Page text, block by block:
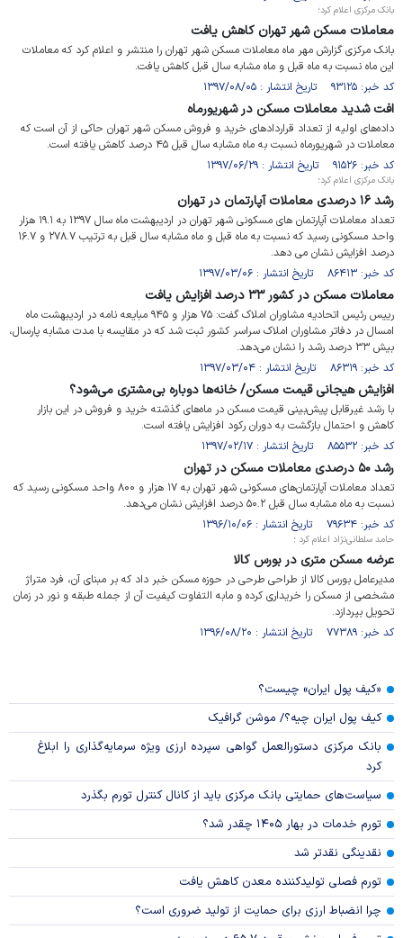
بانک مرکزی اعلام کرد؛
معاملات مسکن شهر تهران کاهش یافت
بانک مرکزی گزارش مهر ماه معاملات مسکن شهر تهران را منتشر و اعلام کرد که معاملات
این ماه نسبت به ماه قبل و ماه مشابه سال قبل کاهش یافت.
کد خبر: ۹۳۱۲۵ تاریخ انتشار : ۱۳۹۷/۰۸/۰۵
افت شدید معاملات مسکن در شهریورماه
داده‌های اولیه از تعداد قراردادهای خرید و فروش مسکن شهر تهران حاکی از آن است که
معاملات در شهریورماه نسبت به ماه مشابه سال قبل ۴۵ درصد کاهش یافته است.
کد خبر: ۹۱۵۲۶ تاریخ انتشار : ۱۳۹۷/۰۶/۲۹
بانک مرکزی اعلام کرد؛
رشد ۱۶ درصدی معاملات آپارتمان در تهران
تعداد معاملات آپارتمان های مسکونی شهر تهران در اردیبهشت ماه سال ۱۳۹۷ به ۱۹.۱ هزار
واحد مسکونی رسید که نسبت به ماه قبل و ماه مشابه سال قبل به ترتیب ۲۷۸.۷ و ۱۶.۷
درصد افزایش نشان می دهد.
کد خبر: ۸۶۴۱۳ تاریخ انتشار : ۱۳۹۷/۰۳/۰۶
معاملات مسکن در کشور ۳۳ درصد افزایش یافت
رییس رئیس اتحادیه مشاوران املاک گفت: ۷۵ هزار و ۹۴۵ مبایعه نامه در اردیبهشت ماه
امسال در دفاتر مشاوران املاک سراسر کشور ثبت شد که در مقایسه با مدت مشابه پارسال،
بیش ۳۳ درصد رشد را نشان می‌دهد.
کد خبر: ۸۶۳۱۹ تاریخ انتشار : ۱۳۹۷/۰۳/۰۴
افزایش هیجانی قیمت مسکن/ خانه‌ها دوباره بی‌مشتری می‌شود؟
با رشد غیرقابل پیش‌بینی قیمت مسکن در ماه‌های گذشته خرید و فروش در این بازار
کاهش و احتمال بازگشت به دوران رکود افزایش یافته است.
کد خبر: ۸۵۵۳۲ تاریخ انتشار : ۱۳۹۷/۰۲/۱۷
رشد ۵۰ درصدی معاملات مسکن در تهران
تعداد معاملات آپارتمان‌های مسکونی شهر تهران به ۱۷ هزار و ۸۰۰ واحد مسکونی رسید که
نسبت به ماه مشابه سال قبل ۵۰.۲ درصد افزایش نشان می‌دهد.
کد خبر: ۷۹۶۳۴ تاریخ انتشار : ۱۳۹۶/۱۰/۰۶
حامد سلطانی‌نژاد اعلام کرد ؛
عرضه مسکن متری در بورس کالا
مدیرعامل بورس کالا از طراحی طرحی در حوزه مسکن خبر داد که بر مبنای آن، فرد متراژ
مشخصی از مسکن را خریداری کرده و مابه التفاوت کیفیت آن از جمله طبقه و نور در زمان
تحویل بپردازد.
کد خبر: ۷۷۳۸۹ تاریخ انتشار : ۱۳۹۶/۰۸/۲۰
«کیف پول ایران» چیست؟
کیف پول ایران چیه؟/ موشن گرافیک
بانک مرکزی دستورالعمل گواهی سپرده ارزی ویژه سرمایه‌گذاری را ابلاغ
کرد
سیاست‌های حمایتی بانک مرکزی باید از کانال کنترل تورم بگذرد
تورم خدمات در بهار ۱۴۰۵ چقدر شد؟
نقدینگی نقدتر شد
تورم فصلی تولیدکننده معدن کاهش یافت
چرا انضباط ارزی برای حمایت از تولید ضروری است؟